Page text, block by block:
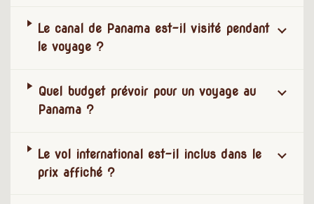
Le canal de Panama est-il visité pendant
le voyage ?
Quel budget prévoir pour un voyage au
Panama ?
Le vol international est-il inclus dans le
prix affiché ?